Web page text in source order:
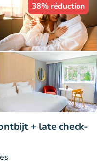
38% réduction
+ late check-